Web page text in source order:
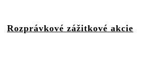
Rozprávkové zážitkové akcie